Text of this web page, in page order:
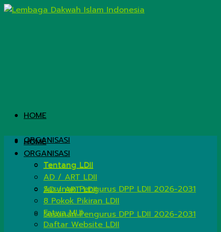
HOME
ORGANISASI
Tentang LDII
AD / ART LDII
Susunan Pengurus DPP LDII 2026-2031
HOME
ORGANISASI
Tentang LDII
AD / ART LDII
Susunan Pengurus DPP LDII 2026-2031
8 Pokok Pikiran LDII
Fatwa MUI
Daftar Website LDII